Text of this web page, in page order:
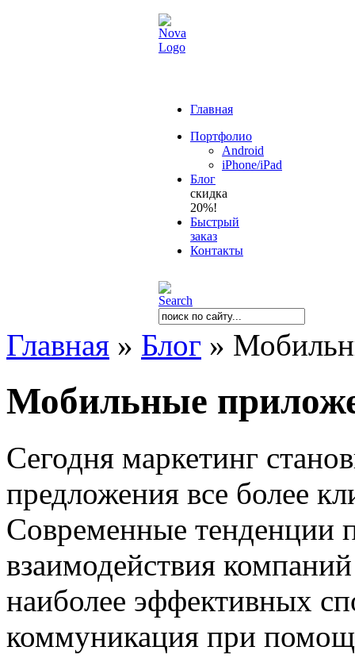
Главная
Портфолио
Android
iPhone/iPad
Блог
скидка
20%!
Быстрый
заказ
Контакты
Главная » Блог »
Мобильные
Сегодня маркетинг
предложения все более
Современные тенденции
взаимодействия
наиболее эффективных
коммуникация при